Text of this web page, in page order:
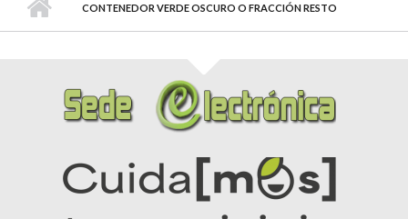
CONTENEDOR VERDE OSCURO O FRACCIÓN RESTO